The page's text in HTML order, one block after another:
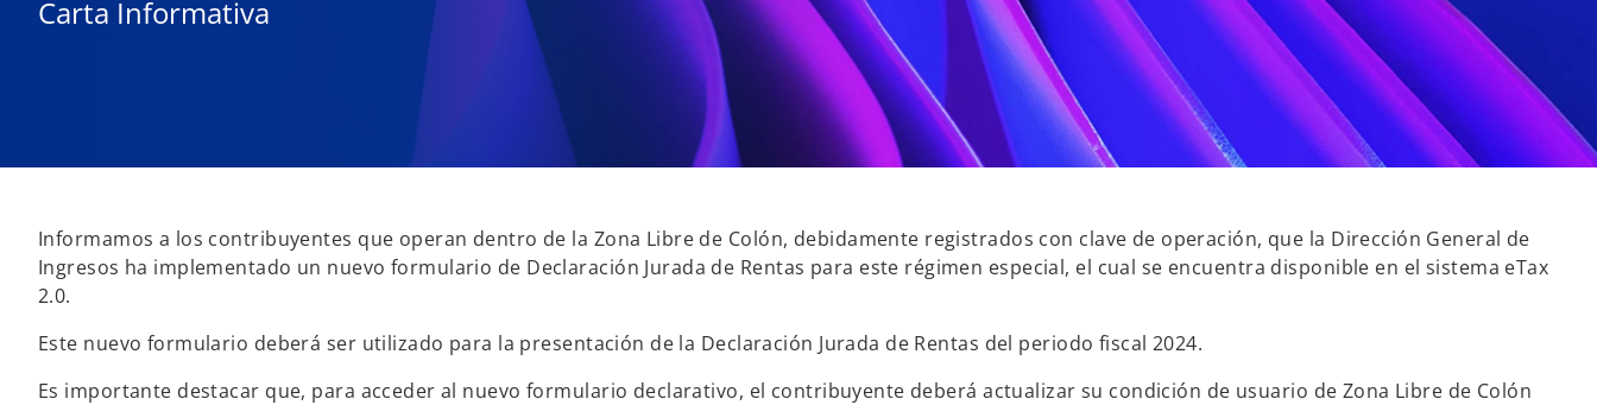
Carta Informativa
Informamos a los contribuyentes que operan dentro de la Zona Libre de Colón, debidamente registrados con clave de operación, que la Dirección General de
Ingresos ha implementado un nuevo formulario de Declaración Jurada de Rentas para este régimen especial, el cual se encuentra disponible en el sistema eTax
2.0.
Este nuevo formulario deberá ser utilizado para la presentación de la Declaración Jurada de Rentas del periodo fiscal 2024.
Es importante destacar que, para acceder al nuevo formulario declarativo, el contribuyente deberá actualizar su condición de usuario de Zona Libre de Colón